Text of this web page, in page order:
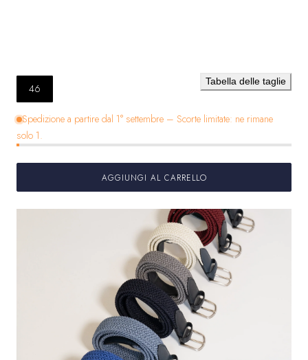
Tabella delle taglie
46
Spedizione a partire dal 1° settembre – Scorte limitate: ne rimane
solo 1.
AGGIUNGI AL CARRELLO